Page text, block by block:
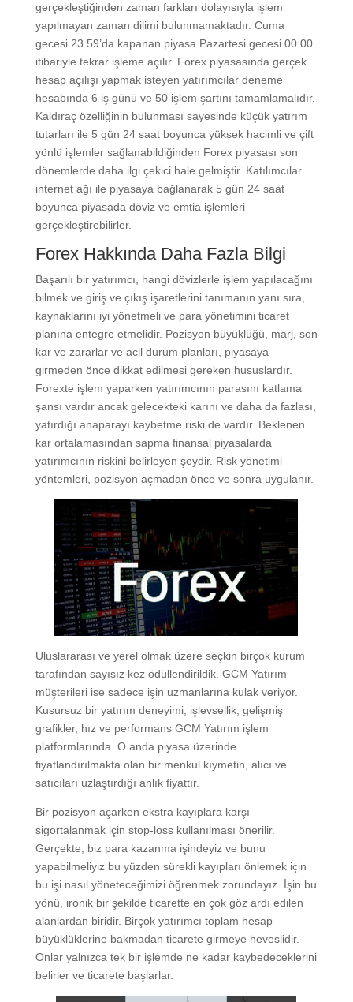
gerçekleştiğinden zaman farkları dolayısıyla işlem
yapılmayan zaman dilimi bulunmamaktadır. Cuma
gecesi 23.59’da kapanan piyasa Pazartesi gecesi 00.00
itibariyle tekrar işleme açılır. Forex piyasasında gerçek
hesap açılışı yapmak isteyen yatırımcılar deneme
hesabında 6 iş günü ve 50 işlem şartını tamamlamalıdır.
Kaldıraç özelliğinin bulunması sayesinde küçük yatırım
tutarları ile 5 gün 24 saat boyunca yüksek hacimli ve çift
yönlü işlemler sağlanabildiğinden Forex piyasası son
dönemlerde daha ilgi çekici hale gelmiştir. Katılımcılar
internet ağı ile piyasaya bağlanarak 5 gün 24 saat
boyunca piyasada döviz ve emtia işlemleri
gerçekleştirebilirler.
Forex Hakkında Daha Fazla Bilgi
Başarılı bir yatırımcı, hangi dövizlerle işlem yapılacağını
bilmek ve giriş ve çıkış işaretlerini tanımanın yanı sıra,
kaynaklarını iyi yönetmeli ve para yönetimini ticaret
planına entegre etmelidir. Pozisyon büyüklüğü, marj, son
kar ve zararlar ve acil durum planları, piyasaya
girmeden önce dikkat edilmesi gereken hususlardır.
Forexte işlem yaparken yatırımcının parasını katlama
şansı vardır ancak gelecekteki karını ve daha da fazlası,
yatırdığı anaparayı kaybetme riski de vardır. Beklenen
kar ortalamasından sapma finansal piyasalarda
yatırımcının riskini belirleyen şeydir. Risk yönetimi
yöntemleri, pozisyon açmadan önce ve sonra uygulanır.
Uluslararası ve yerel olmak üzere seçkin birçok kurum
tarafından sayısız kez ödüllendirildik. GCM Yatırım
müşterileri ise sadece işin uzmanlarına kulak veriyor.
Kusursuz bir yatırım deneyimi, işlevsellik, gelişmiş
grafikler, hız ve performans GCM Yatırım işlem
platformlarında. O anda piyasa üzerinde
fiyatlandırılmakta olan bir menkul kıymetin, alıcı ve
satıcıları uzlaştırdığı anlık fiyattır.
Bir pozisyon açarken ekstra kayıplara karşı
sigortalanmak için stop-loss kullanılması önerilir.
Gerçekte, biz para kazanma işindeyiz ve bunu
yapabilmeliyiz bu yüzden sürekli kayıpları önlemek için
bu işi nasıl yöneteceğimizi öğrenmek zorundayız. İşin bu
yönü, ironik bir şekilde ticarette en çok göz ardı edilen
alanlardan biridir. Birçok yatırımcı toplam hesap
büyüklüklerine bakmadan ticarete girmeye heveslidir.
Onlar yalnızca tek bir işlemde ne kadar kaybedeceklerini
belirler ve ticarete başlarlar.